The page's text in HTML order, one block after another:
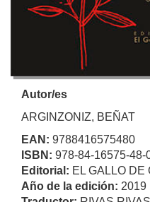
Autor/es
ARGINZONIZ, BEÑAT
EAN: 9788416575480
ISBN: 978-84-16575-48-
Editorial: EL GALLO DE
Año de la edición: 2019